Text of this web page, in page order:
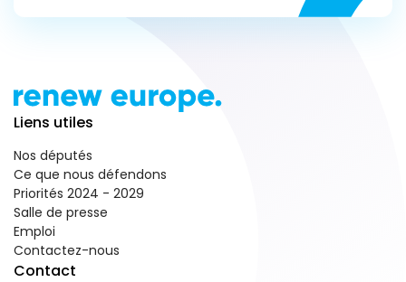
Liens utiles
Nos députés
Ce que nous défendons
Priorités 2024 - 2029
Salle de presse
Emploi
Contactez-nous
Contact